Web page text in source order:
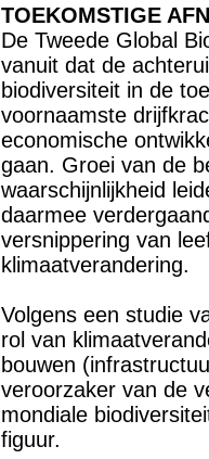
TOEKOMSTIGE
De Tweede Global
vanuit dat de
biodiversiteit in de
voornaamste
economische
gaan. Groei van de
waarschijnlijkheid
daarmee
versnippering van
klimaatverandering.
Volgens een studie
rol van
bouwen
veroorzaker van de
mondiale
figuur.